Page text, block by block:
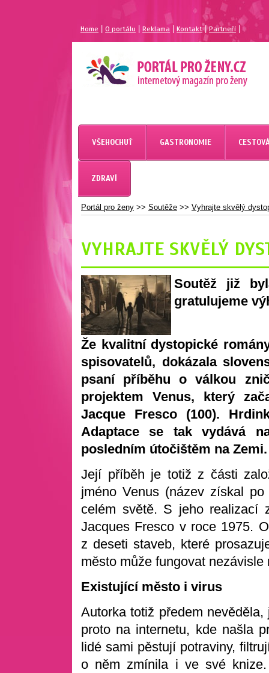
Home |O portálu Reklama Kontakt| Partneří
MAGAZÍN PRO ŽENY
PORTÁL PRO ŽENY.CZ
VŠEHOCHUŤ GASTRONOMIE
ZDRAVÍ
Portál pro ženy >> Soutěže >> Vyhrajte skvělý
VYHRAJTE SKVĚLÝ
Soutěž již
gratulujeme
Že kvalitní dystopické
spisovatelů, dokázala
psaní příběhu o válkou
projektem Venus, který
Jacque Fresco (100).
Adaptace se tak vydává
posledním útočištěm na Zemi.
Její příběh je totiž z části
jméno Venus (název získal
celém světě. S jeho realizací
Jacques Fresco v roce 1975.
z deseti staveb, které
město může fungovat
Existující město i virus
Autorka totiž předem
proto na internetu, kde našla
lidé sami pěstují potraviny,
o něm zmínila i ve své